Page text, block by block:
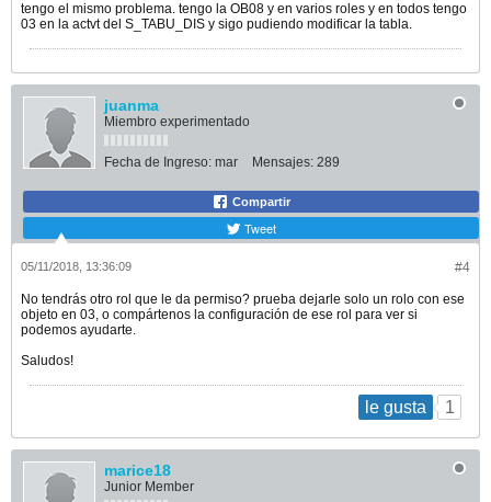
tengo el mismo problema. tengo la OB08 y en varios roles y en todos tengo
03 en la actvt del S_TABU_DIS y sigo pudiendo modificar la tabla.
juanma
Miembro experimentado
Fecha de Ingreso: mar Mensajes: 289
Compartir
Tweet
#4
05/11/2018, 13:36:09
No tendrás otro rol que le da permiso? prueba dejarle solo un rolo con ese
objeto en 03, o compártenos la configuración de ese rol para ver si
podemos ayudarte.
Saludos!
le gusta 1
marice18
Junior Member